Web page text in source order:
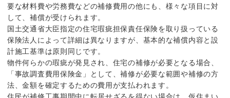
要な材料費や労務費などの補修費用の他にも、様々な項目に対
して、補償が受けられます。
国土交通省大臣指定の住宅瑕疵担保責任保険を取り扱っている
保険法人によって詳細は異なりますが、基本的な補償内容と設
計施工基準は原則同じです。
物件何らかの瑕疵が発見され、住宅の補修が必要となる場合、
「事故調査費用保険金」として、補修が必要な範囲や補修の方
法、金額を確定するための費用が支払われます。